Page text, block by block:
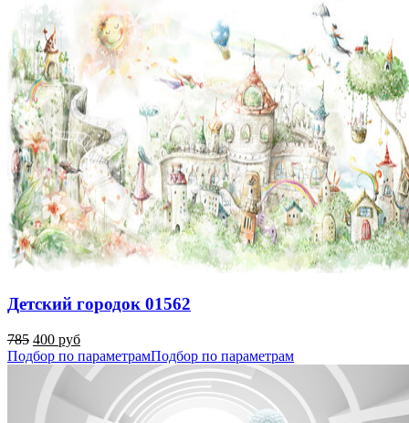
Детский городок 01562
785 400 руб
Подбор по параметрамПодбор по параметрам